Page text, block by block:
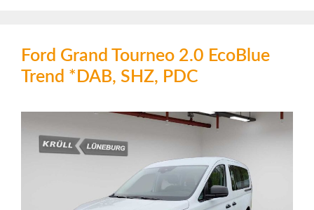
Ford Grand Tourneo 2.0 EcoBlue
Trend *DAB, SHZ, PDC